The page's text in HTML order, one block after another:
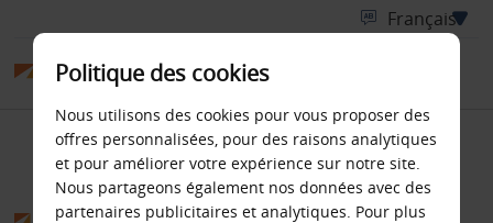
Conditions Générales
Politique des cookies
Nous utilisons des cookies pour vous proposer des
offres personnalisées, pour des raisons analytiques
et pour améliorer votre expérience sur notre site.
Nous partageons également nos données avec des
partenaires publicitaires et analytiques. Pour plus